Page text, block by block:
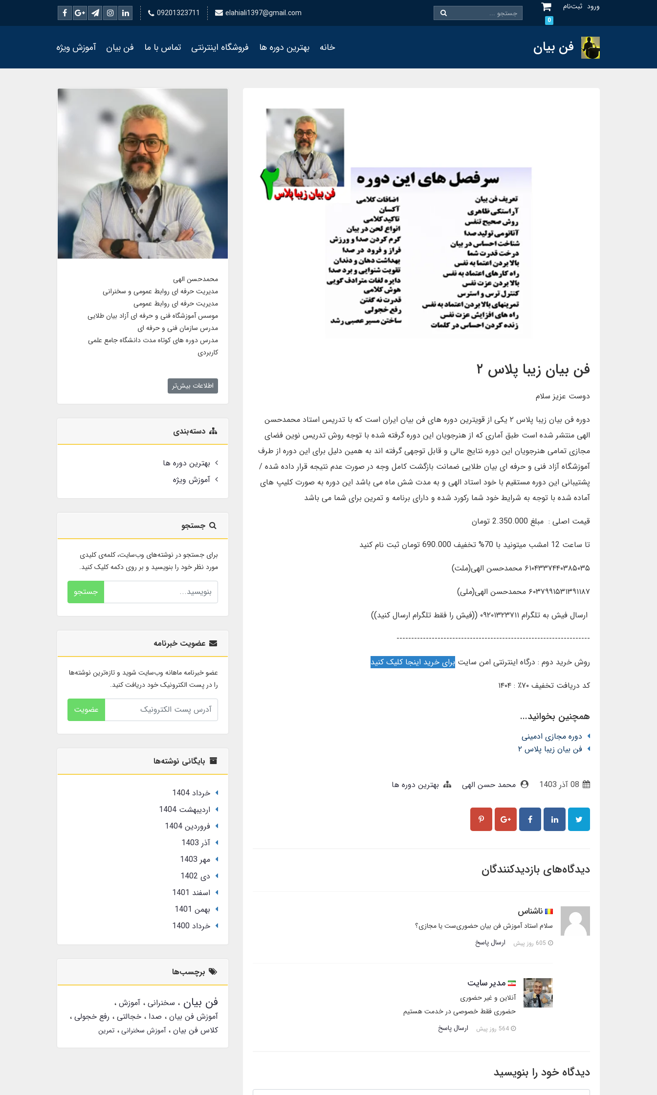
ورود ثبت‌نام
0
09201323711 elahiali1397@gmail.com
فن بیان خانه بهترین دوره ها فروشگاه اینترنتی تماس با ما فن بیان آموزش ویژه
فن بیان زیبا پلاس ۲
دوست عزیز سلام
دوره فن بیان زیبا پلاس ۲ یکی از قویترین دوره های فن بیان ایران است که با تدریس استاد محمدحسن
الهی منتشر شده است طبق آماری که از هنرجویان این دوره گرفته شده با توجه روش تدریس نوین فضای
مجازی تمامی هنرجویان این دوره نتایج عالی و قابل توجهی گرفته اند به همین دلیل برای این دوره از طرف
آموزشگاه آزاد فنی و حرفه ای بیان طلایی ضمانت بازگشت کامل وجه در صورت عدم نتیجه قرار داده شده /
پشتیبانی این دوره مستقیم با خود استاد الهی و به مدت شش ماه می باشد این دوره به صورت کلیپ های
آماده شده با توجه به شرایط خود شما رکورد شده و دارای برنامه و تمرین برای شما می باشد
قیمت اصلی : مبلغ 2.350.000 تومان
تا ساعت 12 امشب میتونید با 70% تخفیف 690.000 تومان ثبت نام کنید
۶۱۰۴۳۳۷۴۴۰۳۸۵۰۳۵ محمدحسن الهی(ملت)
۶۰۳۷۹۹۱۵۳۱۳۹۱۱۸۷ محمدحسن الهی(ملی)
ارسال فیش به تلگرام ۰۹۲۰۱۳۲۳۷۱۱ ((فیش را فقط تلگرام ارسال کنید))
------------------------------------------------------------------
روش خرید دوم : درگاه اینترنتی امن سایت برای خرید اینجا کلیک کنید
کد دریافت تخفیف ۷۰٪ : ۱۴۰۴
همچنین بخوانید...
دوره مجازی ادمینی
فن بیان زیبا پلاس ۲
محمد حسن الهی بهترین دوره ها
دیدگاه‌های بازدیدکنندگان
ناشناس
سلام استاد آموزش فن بیان حضوری‌ست یا مجازی؟
ارسال پاسخ
مدیر سایت
آنلاین و غیر حضوری
حضوری فقط خصوصی در خدمت هستیم
ارسال پاسخ
دیدگاه خود را بنویسید
محمدحسن الهی
مدیریت حرفه ای روابط عمومی و سخنرانی
مدیریت حرفه ای روابط عمومی
موسس آموزشگاه فنی و حرفه ای آزاد بیان طلایی
مدرس سازمان فنی و حرفه ای
مدرس دوره های کوتاه مدت دانشگاه جامع علمی
کاربردی
اطلاعات بیش‌تر
دسته‌بندی
بهترین دوره ها
آموزش ویژه
جستجو
برای جستجو در نوشته‌های وب‌سایت، کلمه‌ی کلیدی
مورد نظر خود را بنویسید و بر روی دکمه کلیک کنید.
جستجو
عضویت خبرنامه
عضو خبرنامه ماهانه وب‌سایت شوید و تازه‌ترین نوشته‌ها
را در پست الکترونیک خود دریافت کنید.
عضویت
بایگانی نوشته‌ها
خرداد 1404
ارديبهشت 1404
فروردین 1404
آذر 1403
مهر 1403
دی 1402
اسفند 1401
بهمن 1401
خرداد 1400
برچسب‌ها
فن بیان سخنرانی آموزش
آموزش فن بیان
صدا خجالتی
رفع خجولی
کلاس فن بیان
آموزش سخنرانی تمرین